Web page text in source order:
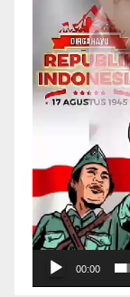
00:00